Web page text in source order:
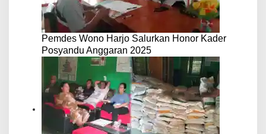
Pemdes Wono Harjo Salurkan Honor Kader
Posyandu Anggaran 2025